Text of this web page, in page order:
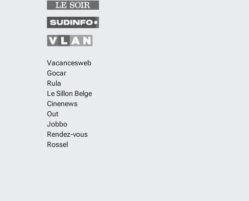
Vacancesweb
Gocar
Rula
Le Sillon Belge
Cinenews
Out
Jobbo
Rendez-vous
Rossel